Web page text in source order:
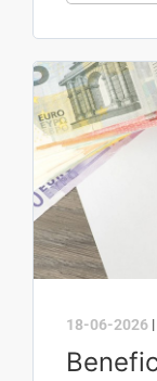
18-06-2026 |